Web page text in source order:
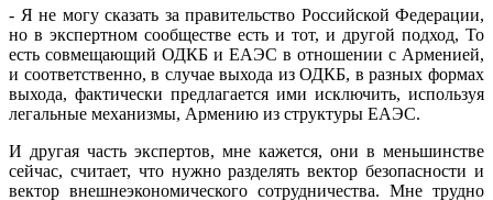
- Я не могу сказать за правительство Российской Федерации,
но в экспертном сообществе есть и тот, и другой подход, То
есть совмещающий ОДКБ и ЕАЭС в отношении с Арменией,
и соответственно, в случае выхода из ОДКБ, в разных формах
выхода, фактически предлагается ими исключить, используя
легальные механизмы, Армению из структуры ЕАЭС.
И другая часть экспертов, мне кажется, они в меньшинстве
сейчас, считает, что нужно разделять вектор безопасности и
вектор внешнеэкономического сотрудничества. Мне трудно